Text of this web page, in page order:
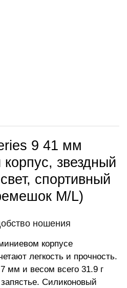
9 41 мм
звездный
спортивный
M/L)
ношения
корпусе
легкость и прочность.
мм и весом всего 31.9 г
Силиконовый